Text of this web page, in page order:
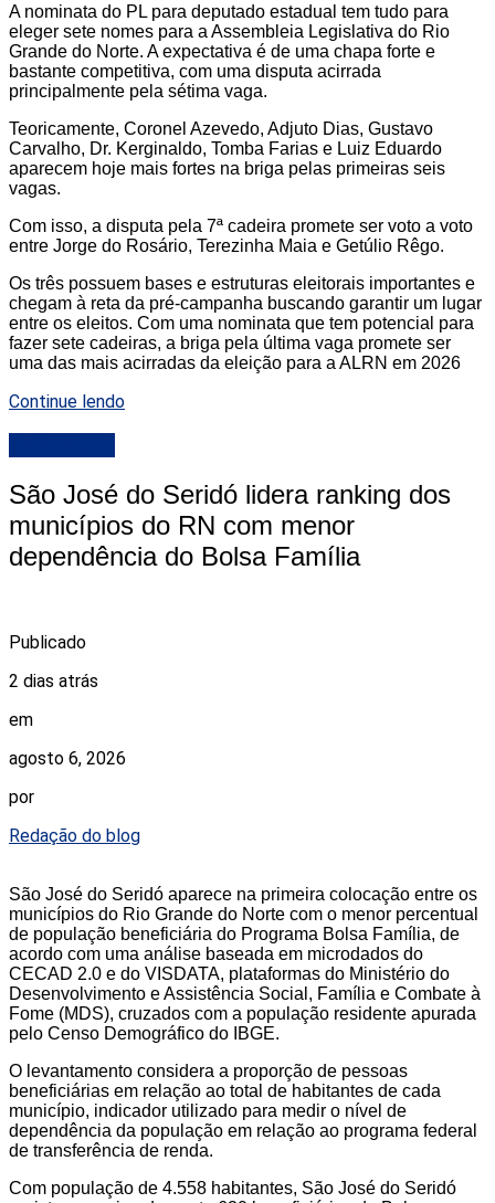
A nominata do PL para deputado estadual tem tudo para
eleger sete nomes para a Assembleia Legislativa do Rio
Grande do Norte. A expectativa é de uma chapa forte e
bastante competitiva, com uma disputa acirrada
principalmente pela sétima vaga.
Teoricamente, Coronel Azevedo, Adjuto Dias, Gustavo
Carvalho, Dr. Kerginaldo, Tomba Farias e Luiz Eduardo
aparecem hoje mais fortes na briga pelas primeiras seis
vagas.
Com isso, a disputa pela 7ª cadeira promete ser voto a voto
entre Jorge do Rosário, Terezinha Maia e Getúlio Rêgo.
Os três possuem bases e estruturas eleitorais importantes e
chegam à reta da pré-campanha buscando garantir um lugar
entre os eleitos. Com uma nominata que tem potencial para
fazer sete cadeiras, a briga pela última vaga promete ser
uma das mais acirradas da eleição para a ALRN em 2026
Continue lendo
São José do Seridó lidera ranking dos
municípios do RN com menor
dependência do Bolsa Família
Publicado
2 dias atrás
em
agosto 6, 2026
por
Redação do blog
São José do Seridó aparece na primeira colocação entre os
municípios do Rio Grande do Norte com o menor percentual
de população beneficiária do Programa Bolsa Família, de
acordo com uma análise baseada em microdados do
CECAD 2.0 e do VISDATA, plataformas do Ministério do
Desenvolvimento e Assistência Social, Família e Combate à
Fome (MDS), cruzados com a população residente apurada
pelo Censo Demográfico do IBGE.
O levantamento considera a proporção de pessoas
beneficiárias em relação ao total de habitantes de cada
município, indicador utilizado para medir o nível de
dependência da população em relação ao programa federal
de transferência de renda.
Com população de 4.558 habitantes, São José do Seridó